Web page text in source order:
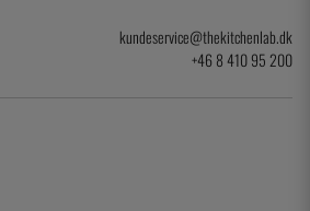
kundeservice@thekitchenlab.dk
+46 8 410 95 200